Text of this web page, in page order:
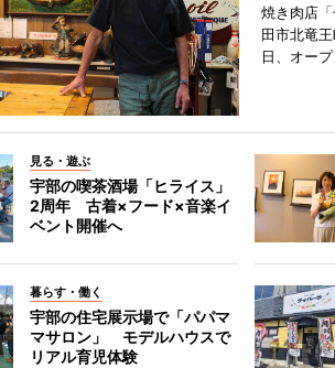
焼き肉店
田市北竜
日、オー
見る・遊ぶ
宇部の喫茶酒場「ヒライス」
2周年 古着×フード×音楽イ
ベント開催へ
暮らす・働く
宇部の住宅展示場で「パパマ
マサロン」 モデルハウスで
リアル育児体験